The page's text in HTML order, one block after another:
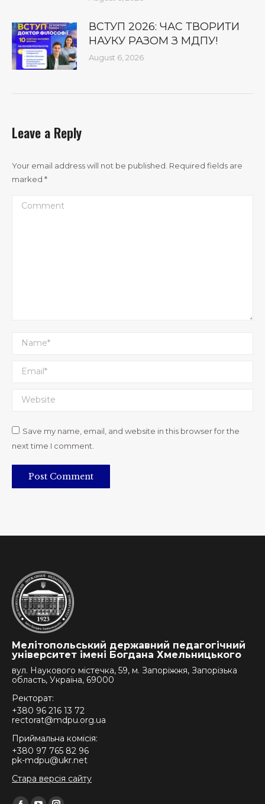
ВСТУП 2026: ЧАС ТВОРИТИ
НАУКУ РАЗОМ З МДПУ!
August 6, 2026
Leave a Reply
Your email address will not be published. Required fields are
marked *
Comment
Name *
Email *
Website
Save my name, email, and website in this browser for the
next time I comment.
Post Comment
Мелітопольський державний педагогічний
університет імені Богдана Хмельницького
вул. Наукового містечка, 59, м. Запоріжжя, Запорізька
область, Україна, 69000
Ректорат:
+380 96 216 13 72
rectorat@mdpu.org.ua
Приймальна комісія:
+380 97 765 82 96
pk-mdpu@ukr.net
Стара версія сайту
Find us on: